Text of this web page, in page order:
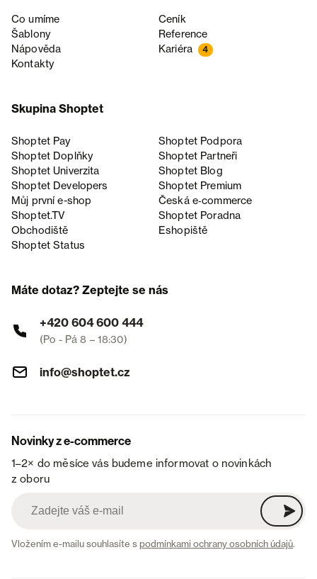
Co umíme
Ceník
Šablony
Reference
Nápověda
Kariéra 4
Kontakty
Skupina Shoptet
Shoptet Pay
Shoptet Podpora
Shoptet Doplňky
Shoptet Partneři
Shoptet Univerzita
Shoptet Blog
Shoptet Developers
Shoptet Premium
Můj první e-shop
Česká e‑commerce
Shoptet.TV
Shoptet Poradna
Obchodiště
Eshopiště
Shoptet Status
Máte dotaz? Zeptejte se nás
+420 604 600 444
(Po - Pá 8 – 18:30)
info@shoptet.cz
Novinky z e-commerce
1–2× do měsíce vás budeme informovat o novinkách
z oboru
Vložením e-mailu souhlasíte spodmínkami ochrany osobních údajů.